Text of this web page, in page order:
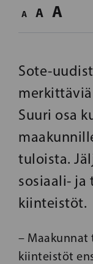
A A A
Sote-
Suuri osa
tuloista.
sosiaali- ja
kiinteistöt.
–
kiinteistöt